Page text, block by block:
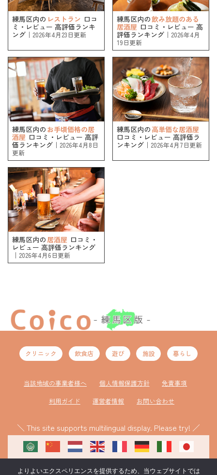
練馬区内の レストラン 口コ
ミ・レビュー 高評価ランキ
ング｜ 2026年4月23日更新
練馬区内の飲み放題のある
居酒屋 口コミ・レビュー 高
評価ランキング｜ 2026年4月
19日更新
練馬区内の お手頃価格の居
酒屋 口コミ・レビュー 高評
価ランキング｜ 2026年4月8日
更新
練馬区内の 高単価な居酒屋
口コミ・レビュー 高評価ラ
ンキング｜ 2026年4月7日更新
練馬区内の居酒屋 口コミ・
レビュー 高評価ランキング
｜ 2026年4月6日更新
クリニック 飲食店 遊び 施設 暮らし
当該地域の事業者様へ 個人情報保護方針
免責事項
利用ガイド
運営者情報 お問い合わせ
＼ This site supports multilingual display. Please try! ／
よりよいエクスペリエンスを提供するため、当ウェブサイトでは